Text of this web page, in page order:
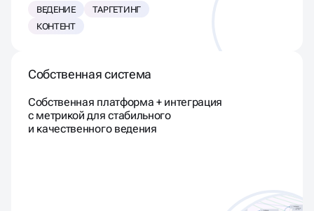
ВЕДЕНИЕ
ТАРГЕТИНГ
КОНТЕНТ
Собственная система
Собственная платформа + интеграция
с метрикой для стабильного
и качественного ведения